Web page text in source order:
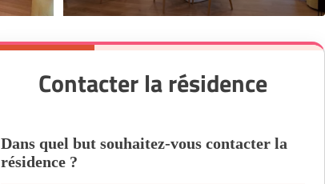
Contacter la résidence
Dans quel but souhaitez-vous contacter la
résidence ?